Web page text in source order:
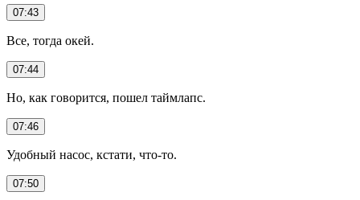
07:43
Все, тогда окей.
07:44
Но, как говорится, пошел таймлапс.
07:46
Удобный насос, кстати, что-то.
07:50